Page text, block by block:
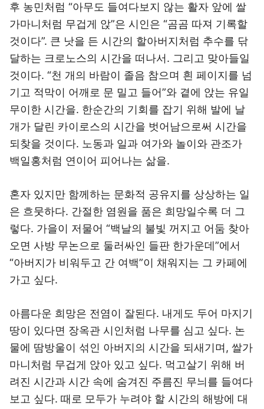
후 농민처럼 “아무도 들여다보지 않는 활자 앞에 쌀
가마니처럼 무겁게 앉”은 시인은 “곰곰 따져 기록할
것이다”. 큰 낫을 든 시간의 할아버지처럼 추수를 닦
달하는 크로노스의 시간을 떠나서. 그리고 맞아들일
것이다. “천 개의 바람이 졸음 참으며 흰 페이지를 넘
기고 적막이 어깨로 문 밀고 들어”와 곁에 앉는 유일
무이한 시간을. 한순간의 기회를 잡기 위해 발에 날
개가 달린 카이로스의 시간을 벗어남으로써 시간을
되찾을 것이다. 노동과 일과 여가와 놀이와 관조가
백일홍처럼 연이어 피어나는 삶을.
혼자 있지만 함께하는 문화적 공유지를 상상하는 일
은 흐뭇하다. 간절한 염원을 품은 희망일수록 더 그
렇다. 가을이 저물어 “백날의 불빛 꺼지고 어둠 찾아
오면 사방 무논으로 둘러싸인 들판 한가운데”에서
“아버지가 비워두고 간 여백”이 채워지는 그 카페에
가고 싶다.
아름다운 희망은 전염이 잘된다. 내게도 두어 마지기
땅이 있다면 장옥관 시인처럼 나무를 심고 싶다. 논
물에 땀방울이 섞인 아버지의 시간을 되새기며, 쌀가
마니처럼 무겁게 앉아 있고 싶다. 먹고살기 위해 버
려진 시간과 시간 속에 숨겨진 주름진 무늬를 들여다
보고 싶다. 때로 모두가 누려야 할 시간의 해방에 대